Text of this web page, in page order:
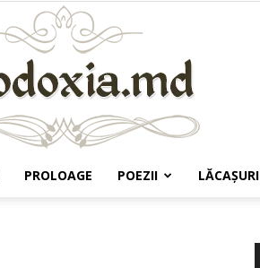
PROLOAGE POEZII LĂCAŞURI